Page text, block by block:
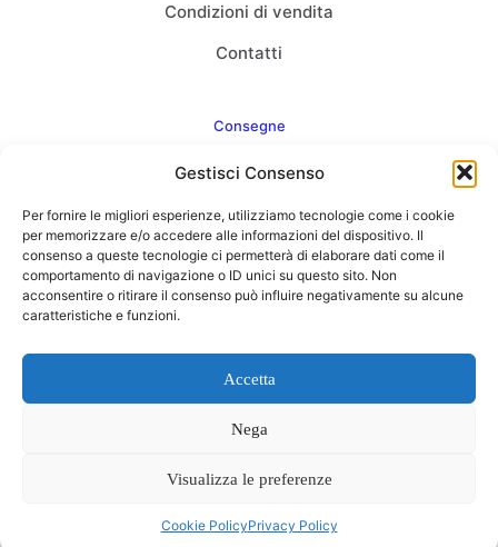
Gestisci Consenso
Per fornire le migliori esperienze, utilizziamo tecnologie come i cookie
per memorizzare e/o accedere alle informazioni del dispositivo. Il
consenso a queste tecnologie ci permetterà di elaborare dati come il
comportamento di navigazione o ID unici su questo sito. Non
acconsentire o ritirare il consenso può influire negativamente su alcune
caratteristiche e funzioni.
Accetta
Nega
Visualizza le preferenze
Cookie PolicyPrivacy Policy
Condizioni di vendita
Contatti
Consegne
Come consegnamo
FAQ